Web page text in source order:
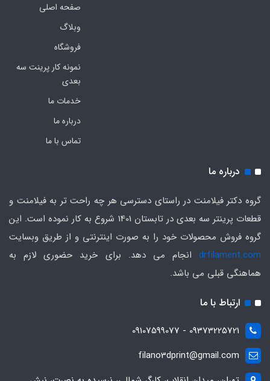
صفحه اصلی
وبلاگ
فروشگاه
نمونه کار پرینت سه
بعدی
خدمات ما
درباره ما
تماس با ما
درباره ما
گروه دکتر فیلامنت در راستای دسترسی هر چه راحت تر به فیلامنت و
قطعات پرینتر سه بعدی در تابستان 1401 شروع به کار نموده است. این
گروه فروش محصولات خود را به صورت اینترنتی و از طریق وبسایت
drfilament.com انجام می دهد. برای خرید حضوری لازم به
هماهنگی قبلی می باشد.
ارتباط با ما
09373225721 - 09107599077
filano3dprint@gmail.com